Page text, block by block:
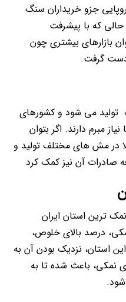
جزو خریداران سنگ
که با پیشرفت
بازارهای بیشتری چون
دست گرفت.
می شود و کشورهای
مبرم دارند. اگر بتوان
در مش های مختلف تولید و
صادرات آن نیز کمک کرد
ترین استان ایران
درصد بالای خلوص،
استان، نزدیک بودن آن به
نمکی، باعث شده تا به